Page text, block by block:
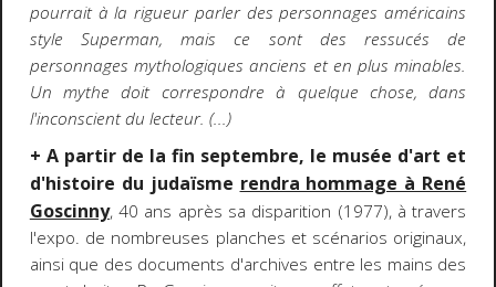
pourrait à la rigueur parler des personnages américains
style Superman, mais ce sont des ressucés de
personnages mythologiques anciens et en plus minables.
Un mythe doit correspondre à quelque chose, dans
l'inconscient du lecteur. (...)
+ A partir de la fin septembre, le musée d'art et
d'histoire du judaïsme rendra hommage à René
Goscinny, 40 ans après sa disparition (1977), à travers
l'expo. de nombreuses planches et scénarios originaux,
ainsi que des documents d'archives entre les mains des